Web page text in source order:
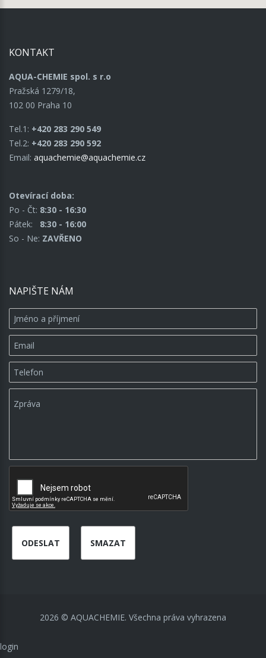
KONTAKT
AQUA-CHEMIE spol. s r.o
Pražská 1279/18,
102 00 Praha 10
Tel.1: +420 283 290 549
Tel.2: +420 283 290 592
Email: aquachemie@aquachemie.cz
Otevírací doba:
Po - Čt: 8:30 - 16:30
Pátek: 8:30 - 16:00
So - Ne: ZAVŘENO
NAPIŠTE NÁM
ODESLAT SMAZAT
2026 © AQUACHEMIE. Všechna práva vyhrazena
login